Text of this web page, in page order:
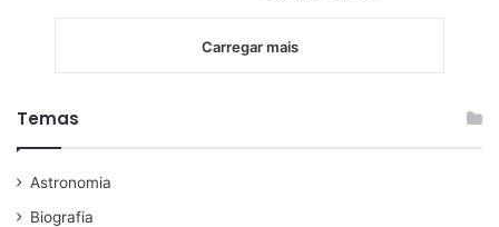
Carregar mais
Temas
Astronomia
Biografia